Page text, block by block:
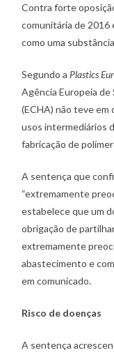
Contra forte
comunitária de 2016
como uma
Segundo a Plastics
Agência Europeia
(ECHA) não teve em
usos intermediários
fabricação de
A sentença que
“extremamente
estabelece que um
obrigação de
extremamente
abastecimento e
em comunicado.
Risco de doenças
A sentença